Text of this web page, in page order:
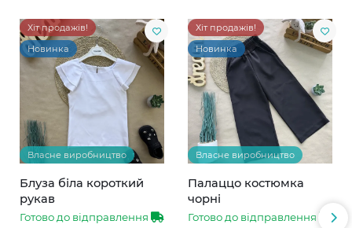
Хіт продажів!
Новинка
Власне виробництво
Блуза біла короткий
рукав
Готово до відправлення
Хіт продажів!
Новинка
Власне виробництво
Палаццо костюмка
чорні
Готово до відправлення